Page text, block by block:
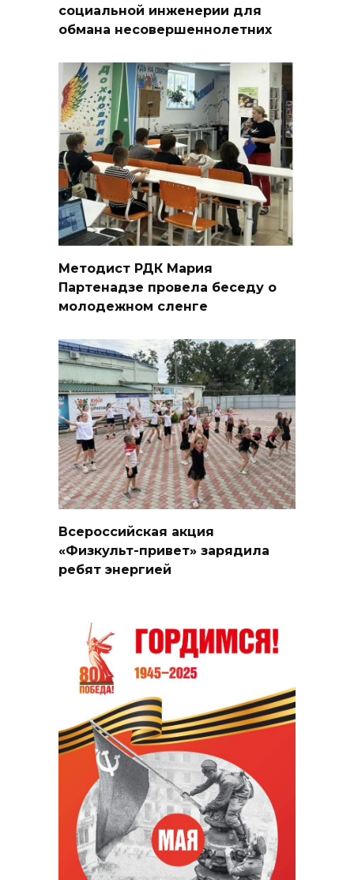
социальной инженерии для
обмана несовершеннолетних
Методист РДК Мария
Партенадзе провела беседу о
молодежном сленге
Всероссийская акция
«Физкульт-привет» зарядила
ребят энергией